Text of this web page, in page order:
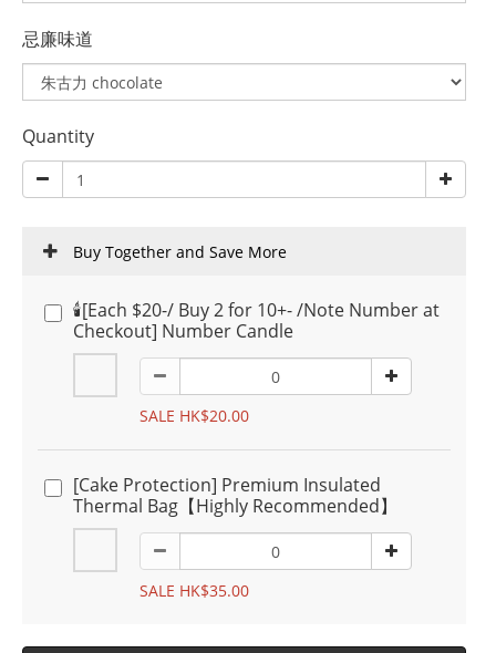
忌廉味道
Quantity
Buy Together and Save More
🕯️[Each $20-/ Buy 2 for 10+- /Note Number at
Checkout] Number Candle
SALE HK$20.00
[Cake Protection] Premium Insulated
Thermal Bag【Highly Recommended】
SALE HK$35.00